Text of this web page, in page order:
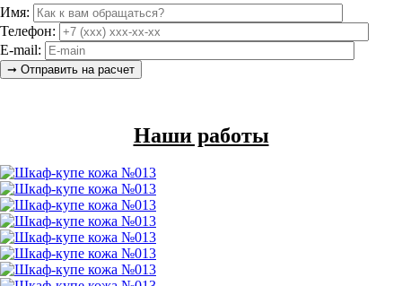
Имя:
Телефон:
E-mail:
Наши работы